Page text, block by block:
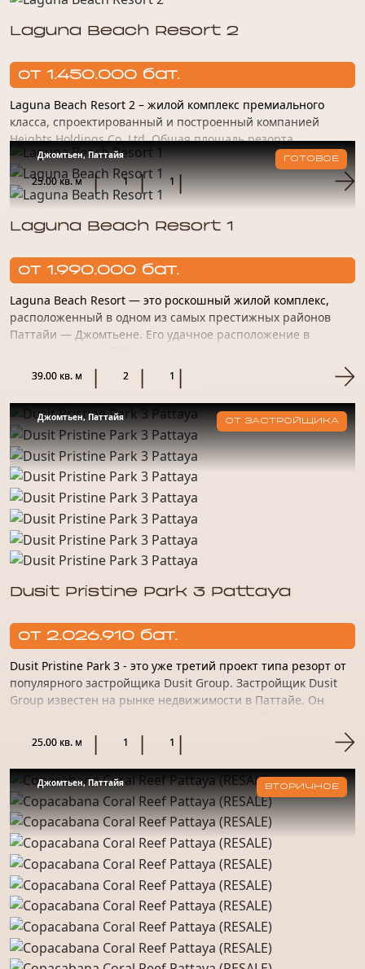
Laguna Beach Resort 2
от 1.450.000 бат.
Laguna Beach Resort 2 – жилой комплекс премиального
класса, спроектированный и построенный компанией
Heights Holdings Co. Ltd. Общая площадь резорта,
расположенного в районе Джомтьен, превысила 13 тысяч
м². Локоничный фа...
25.00 кв. м 1 1
Джомтьен, Паттайя ГОТОВОЕ
Laguna Beach Resort 1
от 1.990.000 бат.
Laguna Beach Resort — это роскошный жилой комплекс,
расположенный в одном из самых престижных районов
Паттайи — Джомтьене. Его удачное расположение в
тихом и спокойно...
39.00 кв. м 2 1
Джомтьен, Паттайя ОТ ЗАСТРОЙЩИКА
Dusit Pristine Park 3 Pattaya
от 2.026.910 бат.
Dusit Pristine Park 3 - это уже третий проект типа резорт от
популярного застройщика Dusit Group. Застройщик Dusit
Group известен на рынке недвижимости в Паттайе. Он
25.00 кв. м 1 1
Джомтьен, Паттайя ВТОРИЧНОЕ